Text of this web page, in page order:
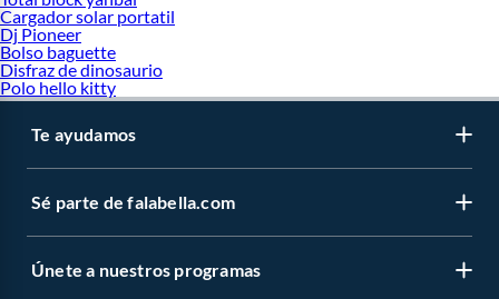
Cargador solar portatil
Dj Pioneer
Bolso baguette
Disfraz de dinosaurio
Polo hello kitty
Te ayudamos
Sé parte de falabella.com
Únete a nuestros programas